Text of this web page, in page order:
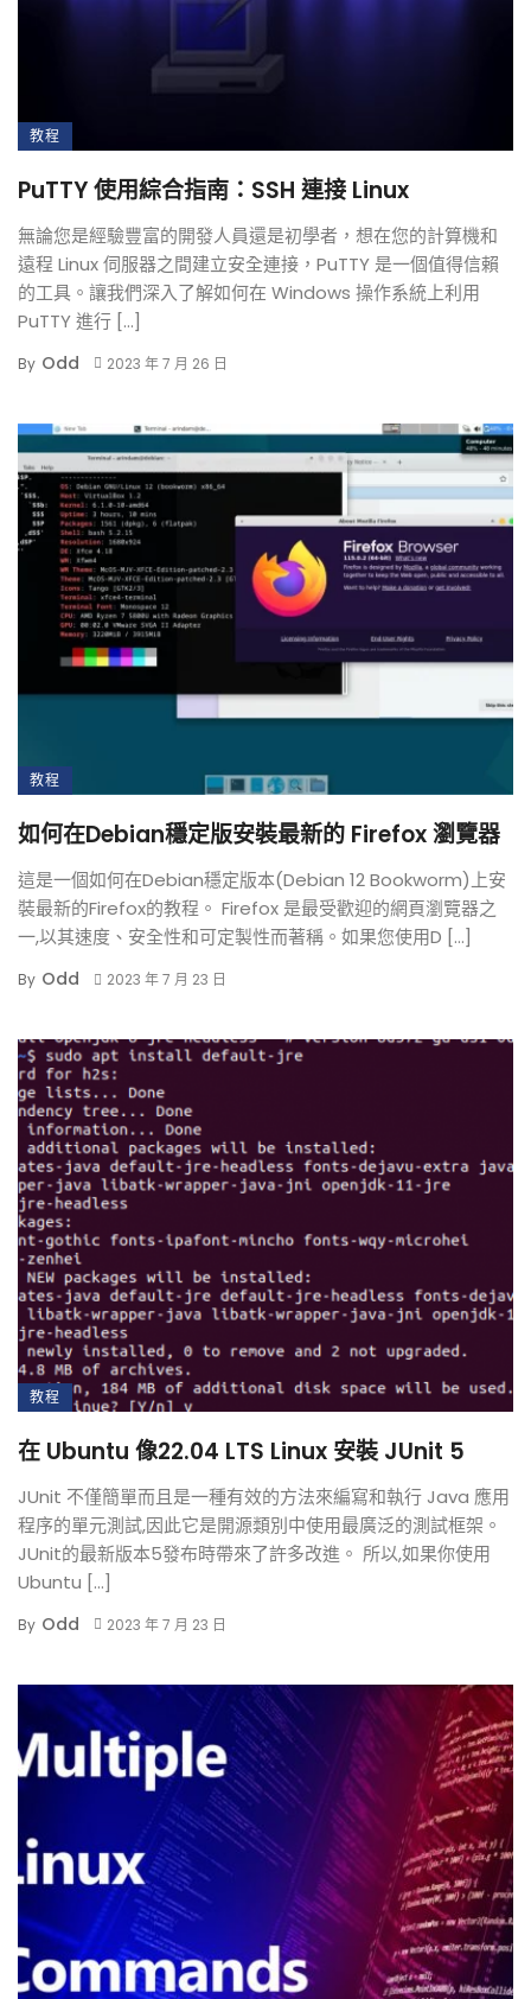
教程
PuTTY 使用綜合指南：SSH 連接 Linux
無論您是經驗豐富的開發人員還是初學者，想在您的計算機和
遠程 Linux 伺服器之間建立安全連接，PuTTY 是一個值得信賴
的工具。讓我們深入了解如何在 Windows 操作系統上利用
PuTTY 進行 […]
By Odd 2023 年 7 月 26 日
教程
如何在Debian穩定版安裝最新的 Firefox 瀏覽器
這是一個如何在Debian穩定版本(Debian 12 Bookworm)上安
裝最新的Firefox的教程。 Firefox 是最受歡迎的網頁瀏覽器之
一,以其速度、安全性和可定製性而著稱。如果您使用D […]
By Odd 2023 年 7 月 23 日
教程
在 Ubuntu 像22.04 LTS Linux 安裝 JUnit 5
JUnit 不僅簡單而且是一種有效的方法來編寫和執行 Java 應用
程序的單元測試,因此它是開源類別中使用最廣泛的測試框架。
JUnit的最新版本5發布時帶來了許多改進。 所以,如果你使用
Ubuntu […]
By Odd 2023 年 7 月 23 日